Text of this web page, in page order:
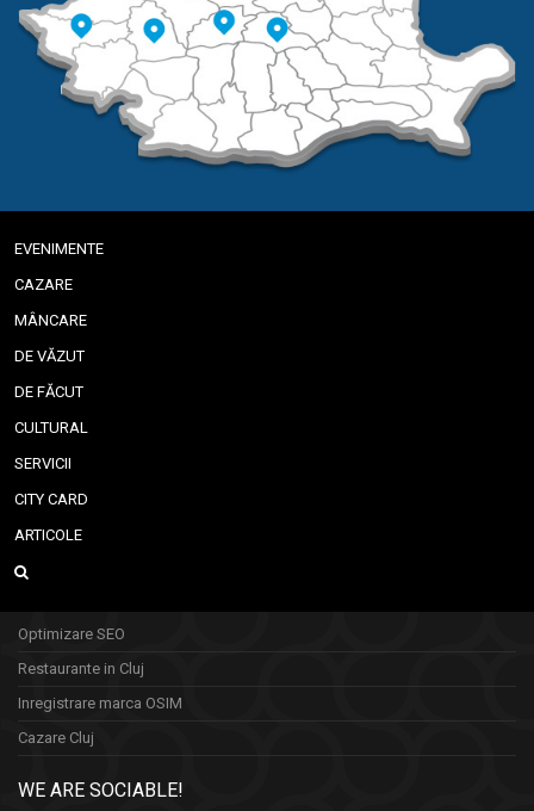
EVENIMENTE
CAZARE
MÂNCARE
DE VĂZUT
DE FĂCUT
CULTURAL
SERVICII
CITY CARD
ARTICOLE
Optimizare SEO
Restaurante in Cluj
Inregistrare marca OSIM
Cazare Cluj
WE ARE SOCIABLE!